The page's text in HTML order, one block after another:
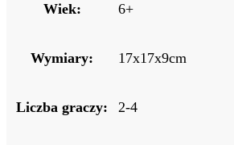
Wiek: 6+
Wymiary: 17x17x9cm
Liczba graczy: 2-4